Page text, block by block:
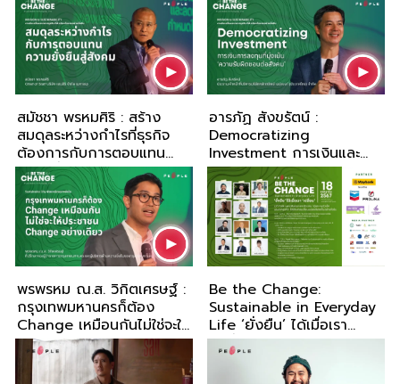
สมัชชา พรหมศิริ : สร้าง
สมดุลระหว่างกำไรที่ธุรกิจ
ต้องการกับการตอบแทน
ความยั่งยืนสู่สังคม
อารภัฏ สังขรัตน์ :
Democratizing
Investment การเงินและ
การลงทุนกับความรับผิดชอบ
ต่อสังคม
พรพรหม ณ.ส. วิกิตเศรษฐ์ :
กรุงเทพมหานครก็ต้อง
Change เหมือนกันไม่ใช่จะให้
ประชาชน Change อย่าง
เดียว
Be the Change:
Sustainable in Everyday
Life ‘ยั่งยืน’ ได้เมื่อเรา
‘เปลี่ยน’